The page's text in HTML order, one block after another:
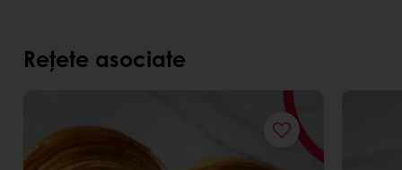
Rețete asociate